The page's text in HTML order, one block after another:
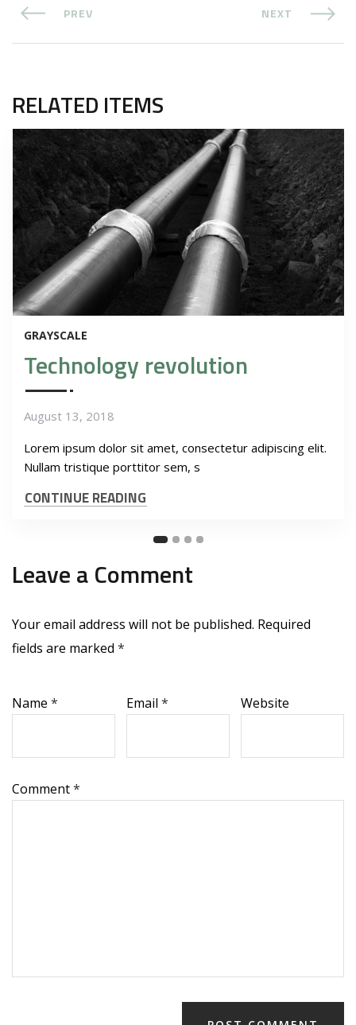
PREV NEXT
RELATED ITEMS
GRAYSCALE
Technology revolution
August 13, 2018
Lorem ipsum dolor sit amet, consectetur adipiscing elit.
Nullam tristique porttitor sem, s
CONTINUE READING
Leave a Comment
Your email address will not be published. Required
fields are marked *
Name * Email* Website
Comment*